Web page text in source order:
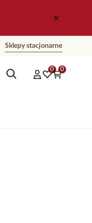
Sklepy stacjonarne
0 0